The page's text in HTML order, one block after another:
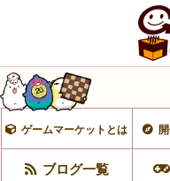
ゲームマーケットとは
ブログ一覧